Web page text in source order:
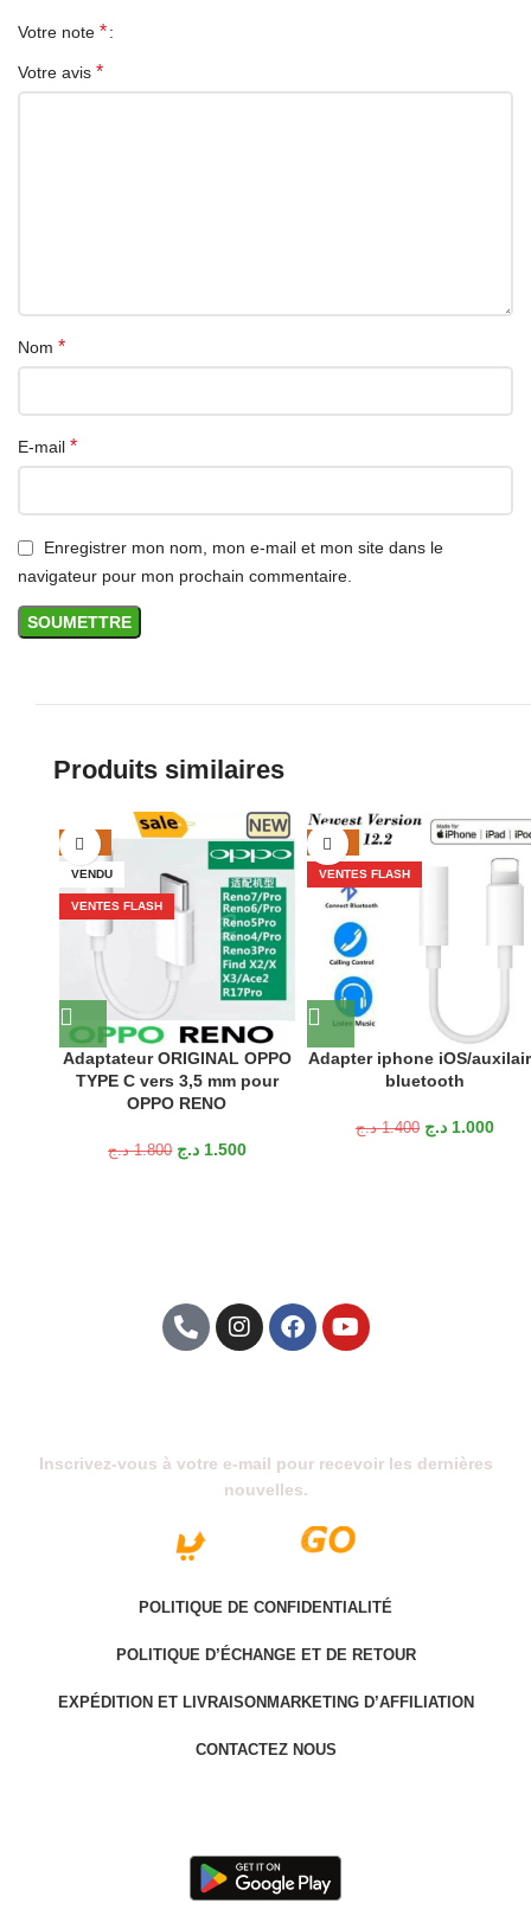
Votre note *
Votre avis *
Nom *
E-mail *
Enregistrer mon nom, mon e-mail et mon site dans le
navigateur pour mon prochain commentaire.
Produits similaires
-17%
VENDU
VENTES FLASH
Adaptateur ORIGINAL OPPO
TYPE C vers 3,5 mm pour
OPPO RENO
1.800 د.ج 1.500 د.ج
-29%
VENTES FLASH
Adapter iphone iOS/
bluetooth
1.400 د.ج 1.000 د.ج
Inscrivez-vous à votre e-mail pour recevoir les dernières
nouvelles.
POLITIQUE DE CONFIDENTIALITÉ
POLITIQUE D’ÉCHANGE ET DE RETOUR
EXPÉDITION ET LIVRAISON MARKETING D’AFFILIATION
CONTACTEZ NOUS